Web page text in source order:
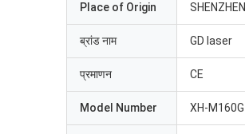
Place of Origin
ब्रांड नाम GD laser
प्रमाणन CE
Model Number XH-M160G